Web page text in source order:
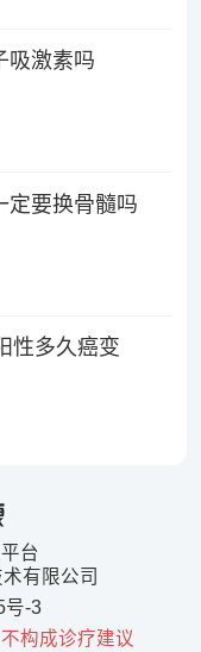
吸激素吗
定要换骨髓吗
性多久癌变
台
有限公司
号-3
构成诊疗建议